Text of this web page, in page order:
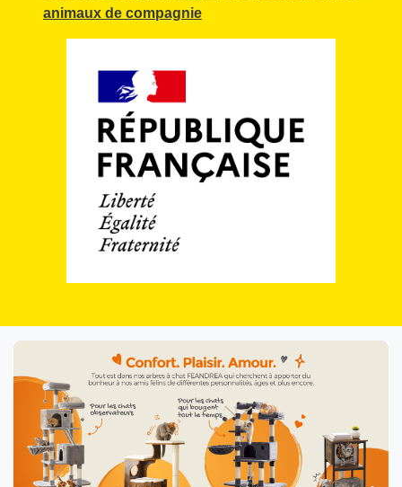
animaux de compagnie